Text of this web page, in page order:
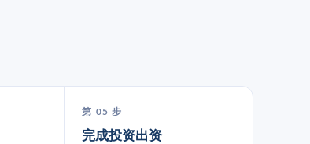
第 05 步
完成投资出资